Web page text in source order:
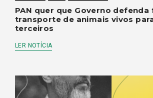
PAN quer que Governo defenda
transporte de animais vivos
terceiros
LER NOTÍCIA